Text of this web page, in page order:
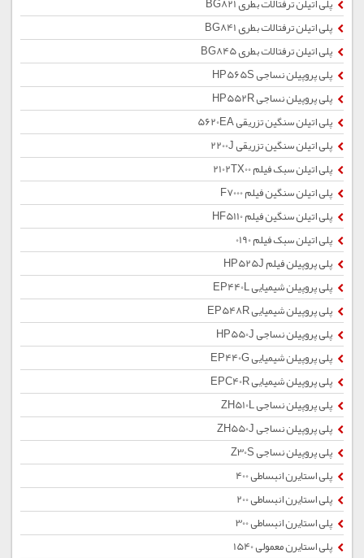
پلی اتیلن ترفتالات بطری BG841
پلی اتیلن ترفتالات بطری BG845
پلی پروپیلن نساجی HP565S
پلی پروپیلن نساجی HP552R
پلی اتیلن سنگین تزریقی 5620EA
پلی اتیلن سنگین تزریقی 2200J
پلی اتیلن سبک فیلم 2102TX00
پلی اتیلن سنگین فیلم F7000
پلی اتیلن سنگین فیلم HF5110
پلی اتیلن سبک فیلم 0190
پلی پروپیلن فیلم HP525J
پلی پروپیلن شیمیایی EP440L
پلی پروپیلن شیمیایی EP548R
پلی پروپیلن نساجی HP550J
پلی پروپیلن شیمیایی EP440G
پلی پروپیلن شیمیایی EPC40R
پلی پروپیلن نساجی ZH510L
پلی پروپیلن نساجی ZH550J
پلی پروپیلن نساجی Z30S
پلی استایرن انبساطی 400
پلی استایرن انبساطی 200
پلی استایرن انبساطی 300
پلی استایرن معمولی 1540